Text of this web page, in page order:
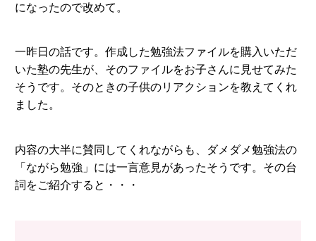
になったので改めて。
一昨日の話です。作成した勉強法ファイルを購入いただ
いた塾の先生が、そのファイルをお子さんに見せてみた
そうです。そのときの子供のリアクションを教えてくれ
ました。
内容の大半に賛同してくれながらも、ダメダメ勉強法の
「ながら勉強」には一言意見があったそうです。その台
詞をご紹介すると・・・